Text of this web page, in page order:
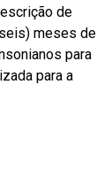
de
meses de
para
para a